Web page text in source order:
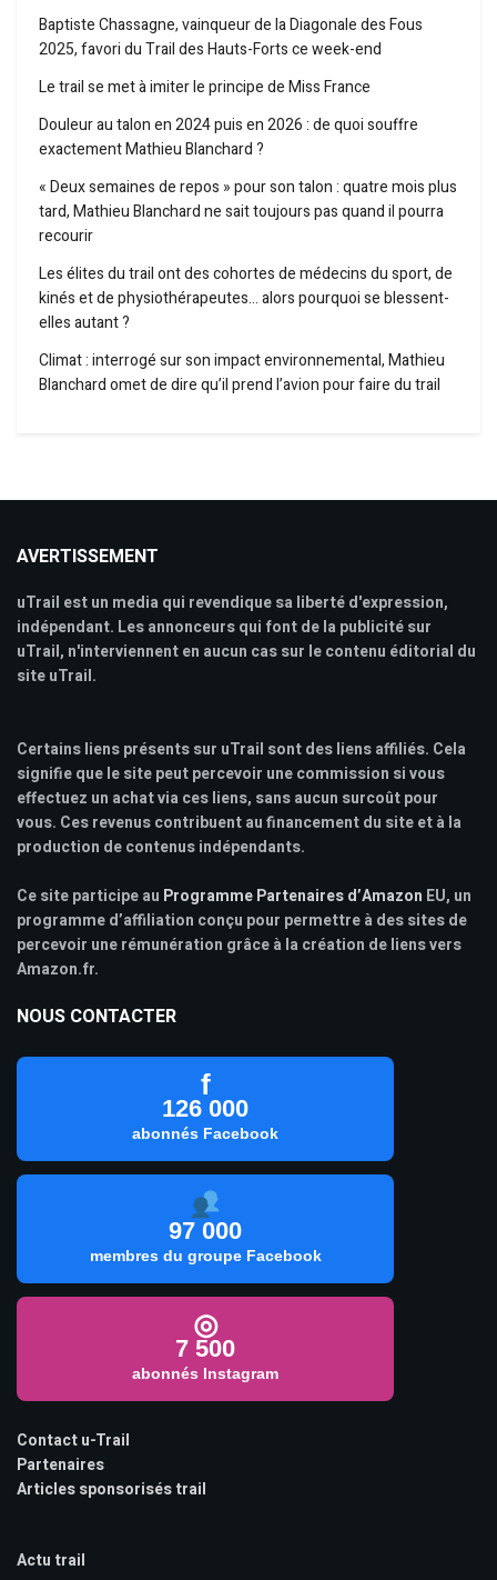
Baptiste Chassagne, vainqueur de la Diagonale des Fous
2025, favori du Trail des Hauts-Forts ce week-end
Le trail se met à imiter le principe de Miss France
Douleur au talon en 2024 puis en 2026 : de quoi souffre
exactement Mathieu Blanchard ?
« Deux semaines de repos » pour son talon : quatre mois plus
tard, Mathieu Blanchard ne sait toujours pas quand il pourra
recourir
Les élites du trail ont des cohortes de médecins du sport, de
kinés et de physiothérapeutes… alors pourquoi se blessent-
elles autant ?
Climat : interrogé sur son impact environnemental, Mathieu
Blanchard omet de dire qu’il prend l’avion pour faire du trail
AVERTISSEMENT
uTrail est un media qui revendique sa liberté d'expression,
indépendant. Les annonceurs qui font de la publicité sur
uTrail, n'interviennent en aucun cas sur le contenu éditorial du
site uTrail.
Certains liens présents sur uTrail sont des liens affiliés. Cela
signifie que le site peut percevoir une commission si vous
effectuez un achat via ces liens, sans aucun surcoût pour
vous. Ces revenus contribuent au financement du site et à la
production de contenus indépendants.
Ce site participe au Programme Partenaires d’Amazon EU, un
programme d’affiliation conçu pour permettre à des sites de
percevoir une rémunération grâce à la création de liens vers
Amazon.fr.
NOUS CONTACTER
f
126 000
abonnés Facebook
97 000
membres du groupe Facebook
◎
7 500
abonnés Instagram
Contact u-Trail
Partenaires
Articles sponsorisés trail
Actu trail